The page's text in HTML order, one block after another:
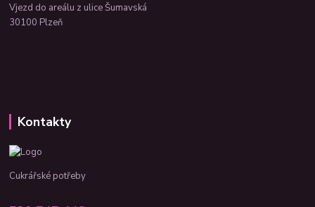
Vjezd do areálu z ulice Šumavská
30100 Plzeň
Kontakty
Cukrářské potřeby